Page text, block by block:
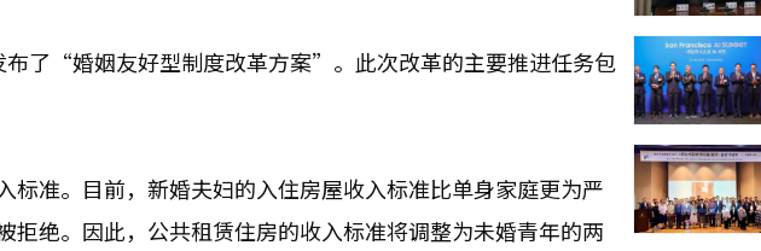
了“婚姻友好型制度改革方案”。此次改革的主要推进任务包
标准。目前，新婚夫妇的入住房屋收入标准比单身家庭更为严
拒绝。因此，公共租赁住房的收入标准将调整为未婚青年的两